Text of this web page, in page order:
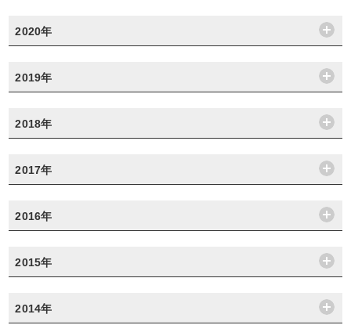
2020年
2019年
2018年
2017年
2016年
2015年
2014年